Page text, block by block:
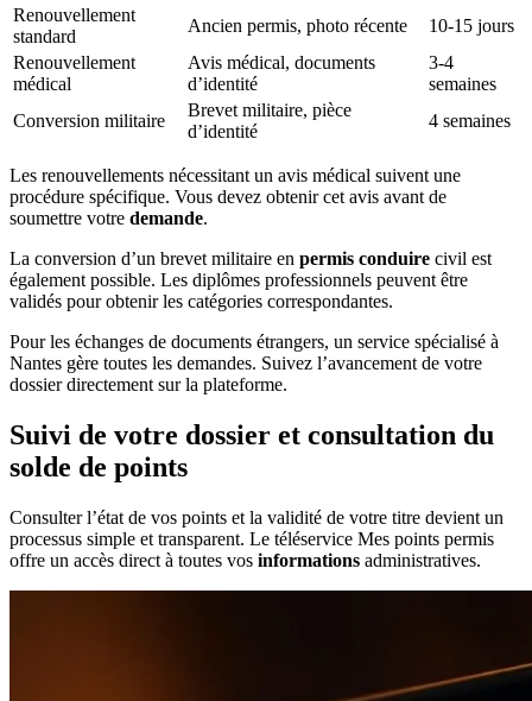
Renouvellement
standard
Ancien permis, photo récente
10-15 jours
Renouvellement
médical
Avis médical, documents
d’identité
3-4
semaines
Conversion militaire
Brevet militaire, pièce
d’identité
4 semaines
Les renouvellements nécessitant un avis médical suivent une
procédure spécifique. Vous devez obtenir cet avis avant de
soumettre votre demande.
La conversion d’un brevet militaire en permis conduire civil est
également possible. Les diplômes professionnels peuvent être
validés pour obtenir les catégories correspondantes.
Pour les échanges de documents étrangers, un service spécialisé à
Nantes gère toutes les demandes. Suivez l’avancement de votre
dossier directement sur la plateforme.
Suivi de votre dossier et consultation du
solde de points
Consulter l’état de vos points et la validité de votre titre devient un
processus simple et transparent. Le téléservice Mes points permis
offre un accès direct à toutes vos informations administratives.